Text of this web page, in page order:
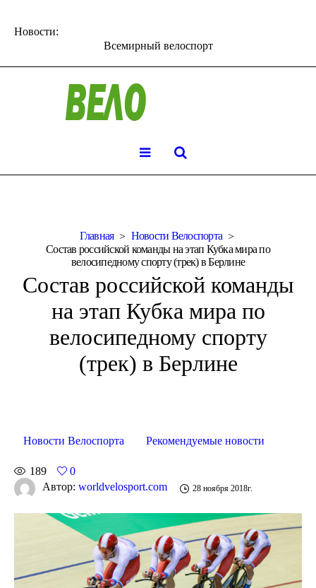
Новости:
Всемирный велоспорт
Главная
Новости Велоспорта
Состав российской команды на этап Кубка мира по
велосипедному спорту (трек) в Берлине
Состав российской команды
на этап Кубка мира по
велосипедному спорту
(трек) в Берлине
Новости Велоспорта Рекомендуемые новости
189
0
Автор: worldvelosport.com 28 ноября 2018г.